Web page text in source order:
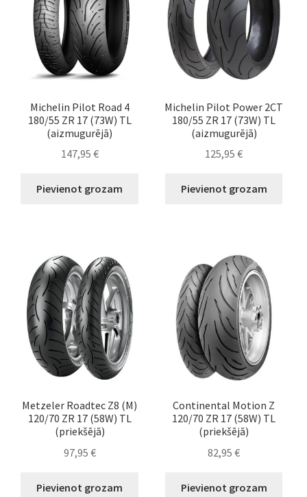
Michelin Pilot Road 4
180/55 ZR 17 (73W) TL
(aizmugurējā)
147,95 €
Pievienot grozam
Michelin Pilot Power 2CT
180/55 ZR 17 (73W) TL
(aizmugurējā)
125,95€
Pievienot grozam
Metzeler Roadtec Z8 (M)
120/70 ZR 17 (58W) TL
(priekšējā)
97,95 €
Pievienot grozam
Continental Motion Z
120/70 ZR 17 (58W) TL
(priekšējā)
82,95€
Pievienot grozam